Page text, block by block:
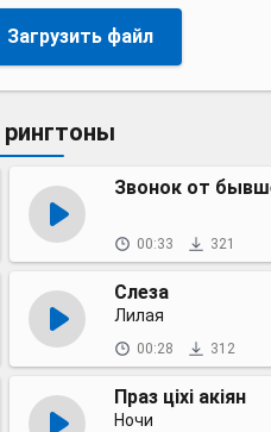
Загрузить файл
Звонок от
00:33 321
Слеза
Лилая
00:28 312
Праз ціхі акіян
Ночи